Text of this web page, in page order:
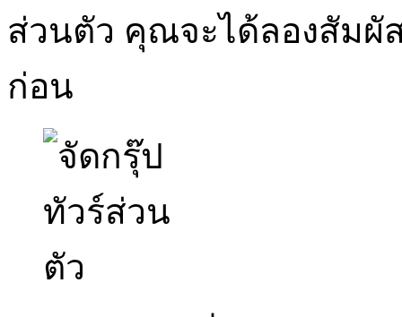
ส่วนตัว คุณจะได้ลองสัมผั
ก่อน